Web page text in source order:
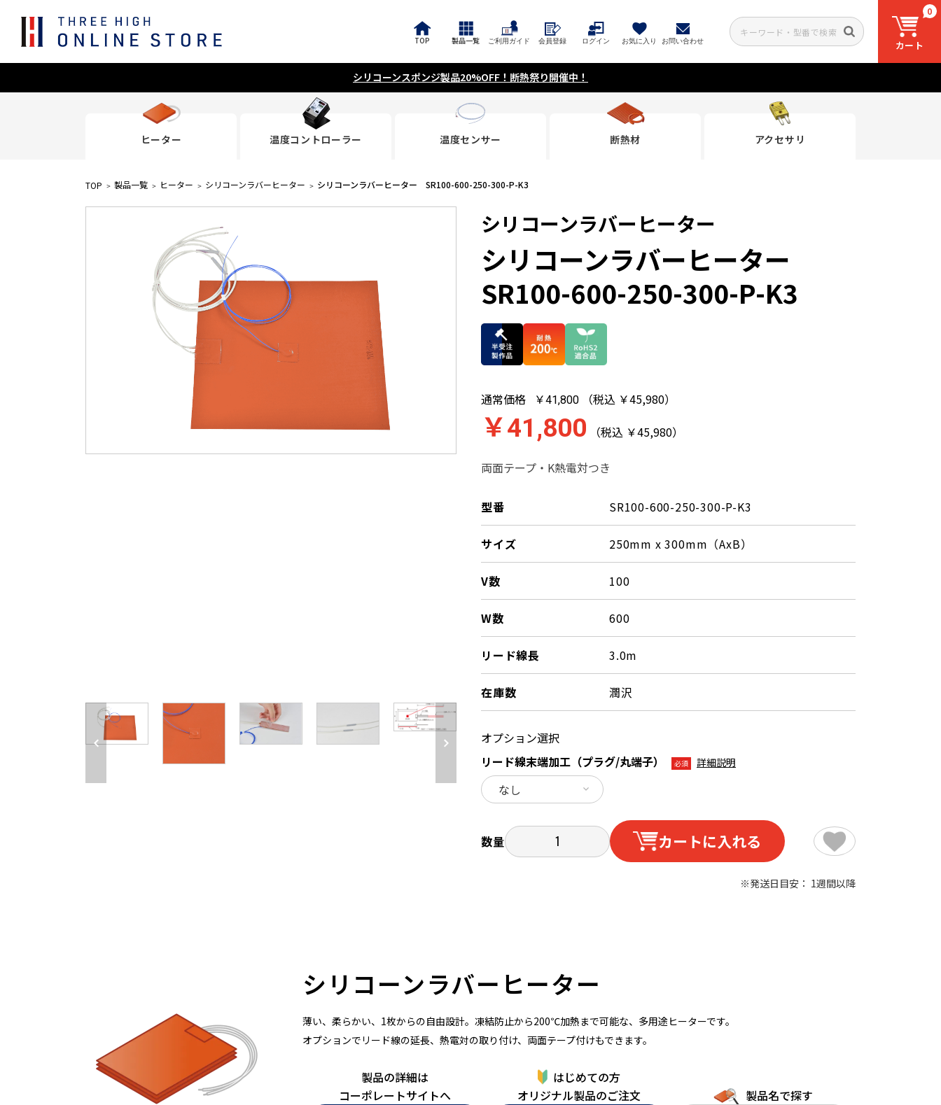
TOP 製品一覧 ご利用ガイド 会員登録 ログイン お気に入り お問い合わせ
0
カート
シリコーンスポンジ製品20%OFF！断熱祭り開催中！
ヒーター 温度コントローラー 温度センサー 断熱材 アクセサリ
TOP 製品一覧 ヒーター シリコーンラバーヒーター シリコーンラバーヒーター SR100-600-250-300-P-K3
シリコーンラバーヒーター
シリコーンラバーヒーター
SR100-600-250-300-P-K3
通常価格 ￥41,800 （税込 ￥45,980）
￥41,800 （税込 ￥45,980）
両面テープ・K熱電対つき
型番 SR100-600-250-300-P-K3
サイズ 250mm x 300mm（AxB）
V数 100
W数 600
リード線長 3.0m
在庫数 潤沢
オプション選択
リード線末端加工（プラグ/丸端子）
必須 詳細説明
数量 カートに入れる
※発送日目安： 1週間以降
シリコーンラバーヒーター
薄い、柔らかい、1枚からの自由設計。凍結防止から200℃加熱まで可能な、多用途ヒーターです。
オプションでリード線の延長、熱電対の取り付け、両面テープ付けもできます。
製品の詳細は
コーポレートサイトへ
はじめての方
オリジナル製品のご注文
製品名で探す